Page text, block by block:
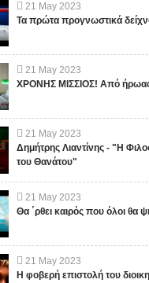
21 May 2023
Τα πρώτα προγνωστικά
21 May 2023
ΧΡΟΝΗΣ ΜΙΣΣΙΟΣ! Από
21 May 2023
Δημήτρης Λιαντίνης - "Η
του Θανάτου"
21 May 2023
Θα ΄ρθει καιρός που όλοι θα
21 May 2023
Η φοβερή επιστολή του